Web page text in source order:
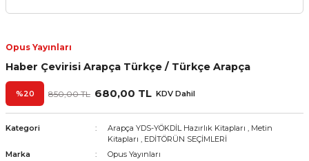
Opus Yayınları
Haber Çevirisi Arapça Türkçe / Türkçe Arapça
%20 850,00 TL 680,00 TL KDV Dahil
Kategori Arapça YDS-YÖKDİL Hazırlık Kitapları , Metin
Kitapları , EDİTÖRÜN SEÇİMLERİ
Marka
Opus Yayınları